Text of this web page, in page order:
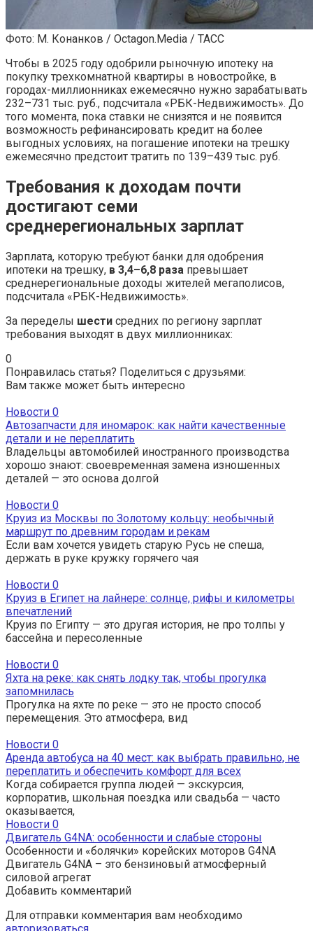
Фото: М. Конанков / Octagon.Media / ТАСС
Чтобы в 2025 году одобрили рыночную ипотеку на
покупку трехкомнатной квартиры в новостройке, в
городах-миллионниках ежемесячно нужно зарабатывать
232–731 тыс. руб., подсчитала «РБК-Недвижимость». До
того момента, пока ставки не снизятся и не появится
возможность рефинансировать кредит на более
выгодных условиях, на погашение ипотеки на трешку
ежемесячно предстоит тратить по 139–439 тыс. руб.
Требования к доходам почти
достигают семи
среднерегиональных зарплат
Зарплата, которую требуют банки для одобрения
ипотеки на трешку, в 3,4–6,8 раза превышает
среднерегиональные доходы жителей мегаполисов,
подсчитала «РБК-Недвижимость».
За переделы шести средних по региону зарплат
требования выходят в двух миллионниках:
0
Понравилась статья? Поделиться с друзьями:
Вам также может быть интересно
Новости 0
Автозапчасти для иномарок: как найти качественные
детали и не переплатить
Владельцы автомобилей иностранного производства
хорошо знают: своевременная замена изношенных
деталей — это основа долгой
Новости 0
Круиз из Москвы по Золотому кольцу: необычный
маршрут по древним городам и рекам
Если вам хочется увидеть старую Русь не спеша,
держать в руке кружку горячего чая
Новости 0
Круиз в Египет на лайнере: солнце, рифы и километры
впечатлений
Круиз по Египту — это другая история, не про толпы у
бассейна и пересоленные
Новости 0
Яхта на реке: как снять лодку так, чтобы прогулка
запомнилась
Прогулка на яхте по реке — это не просто способ
перемещения. Это атмосфера, вид
Новости 0
Аренда автобуса на 40 мест: как выбрать правильно, не
переплатить и обеспечить комфорт для всех
Когда собирается группа людей — экскурсия,
корпоратив, школьная поездка или свадьба — часто
оказывается,
Новости 0
Двигатель G4NA: особенности и слабые стороны
Особенности и «болячки» корейских моторов G4NA
Двигатель G4NA – это бензиновый атмосферный
силовой агрегат
Добавить комментарий
Для отправки комментария вам необходимо
авторизоваться